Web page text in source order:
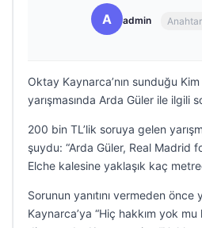
A admin
Oktay Kaynarca’nın sunduğu
yarışmasında Arda Güler ile ilgili
200 bin TL’lik soruya gelen
şuydu: “Arda Güler, Real Madrid
Elche kalesine yaklaşık kaç
Sorunun yanıtını vermeden önce
Kaynarca’ya “Hiç hakkım yok